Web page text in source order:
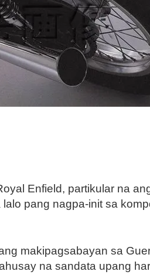
Enfield, partikular na
pang nagpa-init sa
makipagsabayan sa
na sandata upang